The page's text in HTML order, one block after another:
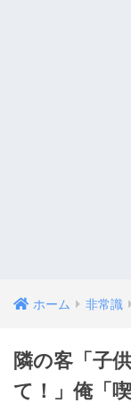
ホーム 非常識
隣の客「子
て！」俺「